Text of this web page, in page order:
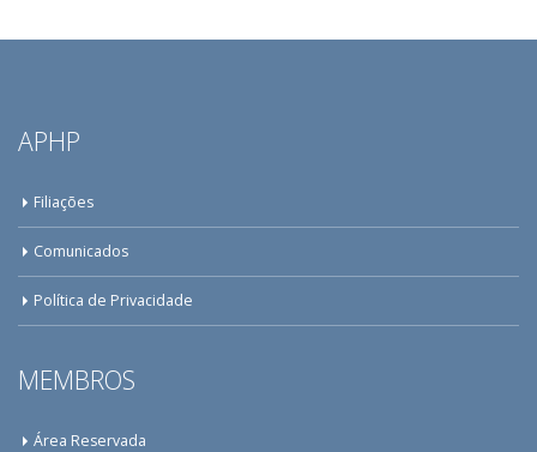
APHP
Filiações
Comunicados
Política de Privacidade
MEMBROS
Área Reservada